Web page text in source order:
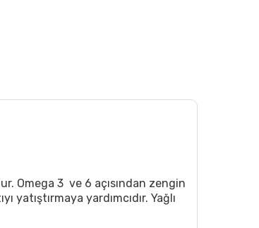
Omega 3 ve 6 açısından zengin
yardımcıdır. Yağlı